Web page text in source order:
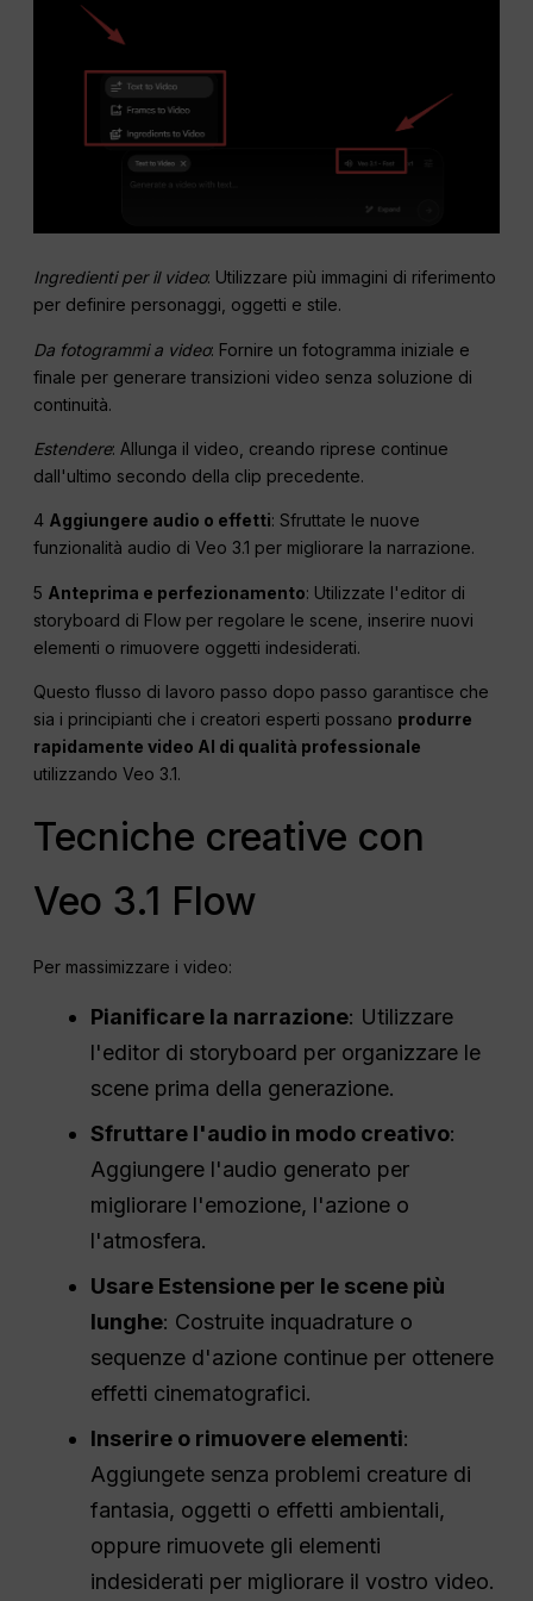
Ingredienti per il video: Utilizzare più immagini di riferimento
per definire personaggi, oggetti e stile.
Da fotogrammi a video: Fornire un fotogramma iniziale e
finale per generare transizioni video senza soluzione di
continuità.
Estendere: Allunga il video, creando riprese continue
dall'ultimo secondo della clip precedente.
4 Aggiungere audio o effetti: Sfruttate le nuove
funzionalità audio di Veo 3.1 per migliorare la narrazione.
5 Anteprima e perfezionamento: Utilizzate l'editor di
storyboard di Flow per regolare le scene, inserire nuovi
elementi o rimuovere oggetti indesiderati.
Questo flusso di lavoro passo dopo passo garantisce che
sia i principianti che i creatori esperti possano produrre
rapidamente video AI di qualità professionale
utilizzando Veo 3.1.
Tecniche creative con
Veo 3.1 Flow
Per massimizzare i video:
Pianificare la narrazione: Utilizzare
l'editor di storyboard per organizzare le
scene prima della generazione.
Sfruttare l'audio in modo creativo:
Aggiungere l'audio generato per
migliorare l'emozione, l'azione o
l'atmosfera.
Usare Estensione per le scene più
lunghe: Costruite inquadrature o
sequenze d'azione continue per ottenere
effetti cinematografici.
Inserire o rimuovere elementi:
Aggiungete senza problemi creature di
fantasia, oggetti o effetti ambientali,
oppure rimuovete gli elementi
indesiderati per migliorare il vostro video.